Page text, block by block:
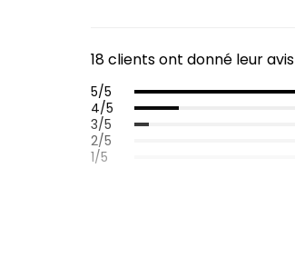
18 clients ont donné leur avis
5/5
4/5
3/5
2/5
1/5